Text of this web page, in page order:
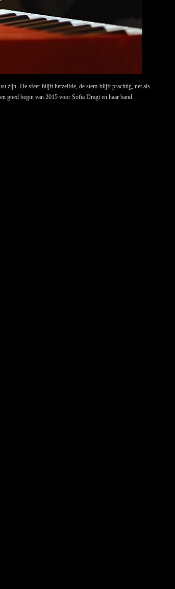
zijn. De sfeer blijft hetzelfde, de stem blijft prachtig, net als
goed begin van 2015 voor Sofia Dragt en haar band.